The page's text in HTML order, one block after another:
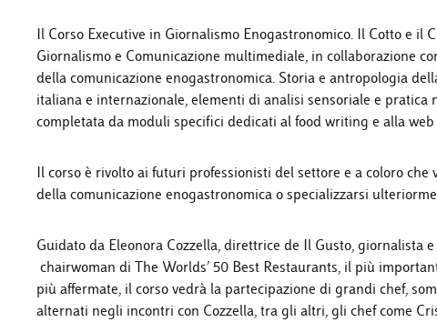
Il Corso Executive in Giornalismo Enogastronomico. Il Cotto e
Giornalismo e Comunicazione multimediale, in collaborazione
della comunicazione enogastronomica. Storia e antropologia
italiana e internazionale, elementi di analisi sensoriale e
completata da moduli specifici dedicati al food writing e alla
Il corso è rivolto ai futuri professionisti del settore e a coloro
della comunicazione enogastronomica o specializzarsi
Guidato da Eleonora Cozzella, direttrice de Il Gusto,
chairwoman di The Worlds’ 50 Best Restaurants, il più
più affermate, il corso vedrà la partecipazione di grandi chef,
alternati negli incontri con Cozzella, tra gli altri, gli chef come